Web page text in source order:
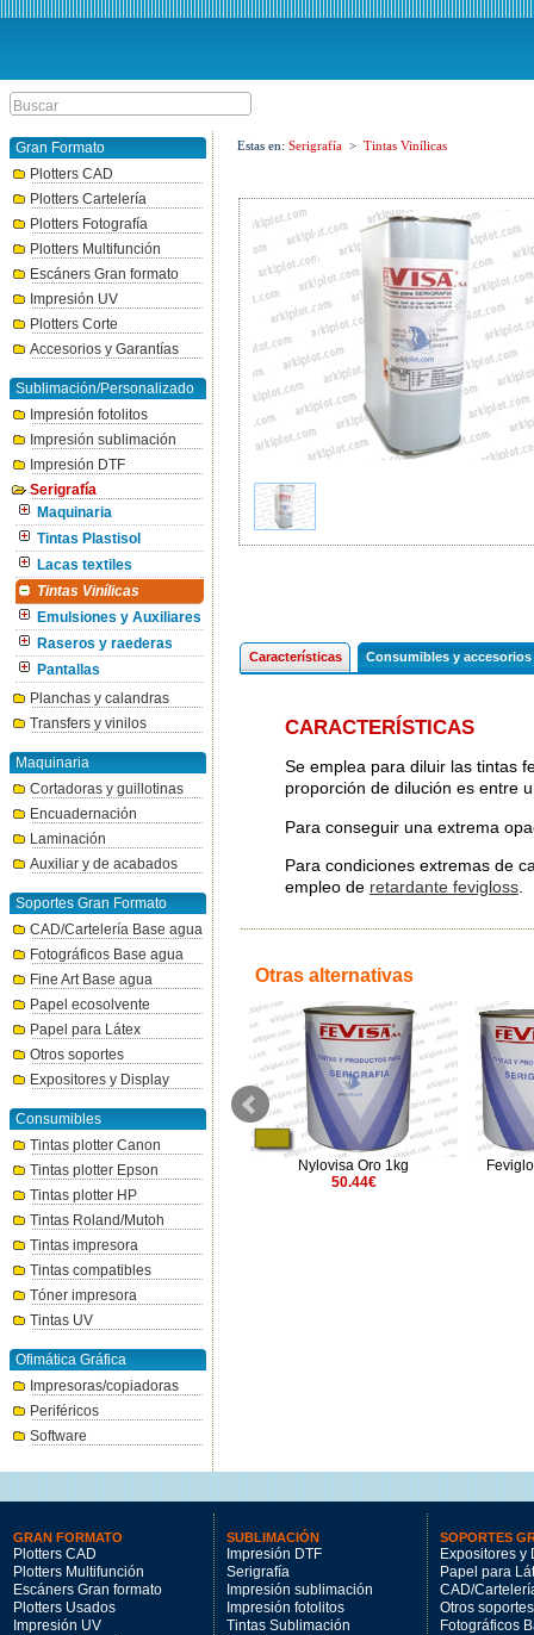
Gran Formato
Plotters CAD
Plotters Cartelería
Plotters Fotografía
Plotters Multifunción
Escáners Gran formato
Impresión UV
Plotters Corte
Accesorios y Garantías
Sublimación/Personalizado
Impresión fotolitos
Impresión sublimación
Impresión DTF
Serigrafía
Maquinaria
Tintas Plastisol
Lacas textiles
Tintas Vinílicas
Emulsiones y Auxiliares
Raseros y raederas
Pantallas
Planchas y calandras
Transfers y vinilos
Maquinaria
Cortadoras y guillotinas
Encuadernación
Laminación
Auxiliar y de acabados
Soportes Gran Formato
CAD/Cartelería Base agua
Fotográficos Base agua
Fine Art Base agua
Papel ecosolvente
Papel para Látex
Otros soportes
Expositores y Display
Consumibles
Tintas plotter Canon
Tintas plotter Epson
Tintas plotter HP
Tintas Roland/Mutoh
Tintas impresora
Tintas compatibles
Tóner impresora
Tintas UV
Ofimática Gráfica
Impresoras/copiadoras
Periféricos
Software
Estas en: Serigrafía > Tintas Vinílicas
Características Consumibles y accesorios
CARACTERÍSTICAS
Se emplea para diluir las tintas
proporción de dilución es entre
Para conseguir una extrema
Para condiciones extremas de
empleo de retardante fevigloss.
Otras alternativas
Fevigloss Magenta Spectrone
36 1kg
58.24€
Nylovisa Oro 1kg
50.44€
GRAN FORMATO
Plotters CAD
Plotters Multifunción
Escáners Gran formato
Plotters Usados
Impresión UV
SUBLIMACIÓN
Impresión DTF
Serigrafía
Impresión sublimación
Impresión fotolitos
Tintas Sublimación
SOPORTES
Expositores y
Papel para
CAD/
Otros soportes
Fotográficos